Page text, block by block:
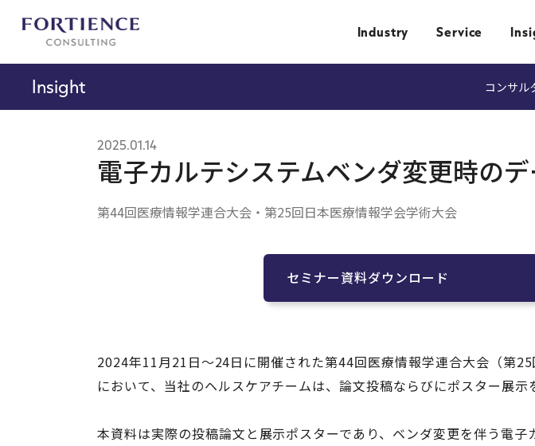
Industry Service
Insight コンサル
電子カルテシステムベンダ変更時の
第44回医療情報学連合大会・第25回日本医療情報学会学術大会
2025.01.14
セミナー資料ダウンロード
2024年11月21日～24日に開催された第44回医療情報学連合大会（第25
において、当社のヘルスケアチームは、論文投稿ならびにポスター展示
本資料は実際の投稿論文と展示ポスターであり、ベンダ変更を伴う電